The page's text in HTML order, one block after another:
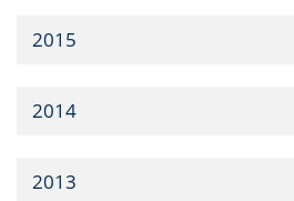
2015
2014
2013